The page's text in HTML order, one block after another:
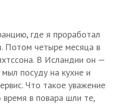
где я проработал
Потом четыре месяца в
В Исландии он —
посуду на кухне и
Что такое уважение
в повара шли те,